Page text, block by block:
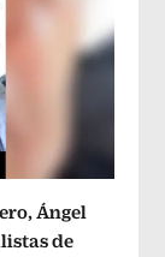
Ángel
de